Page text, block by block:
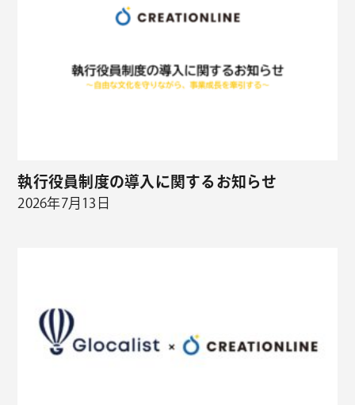
執行役員制度の導入に関するお知らせ
2026年7月13日